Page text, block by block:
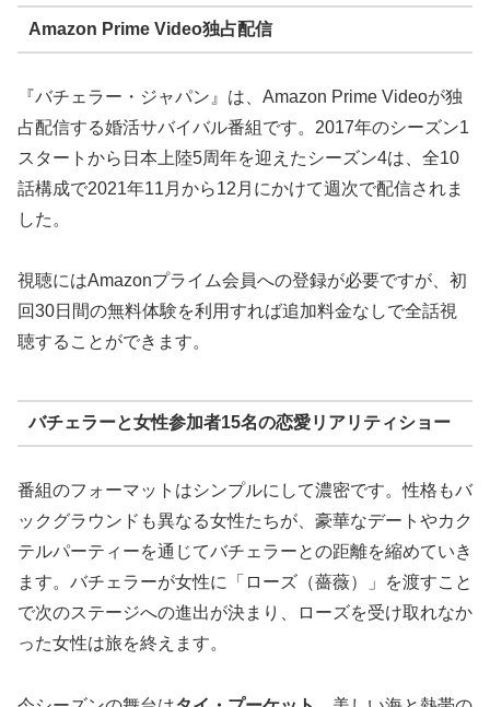
Amazon Prime Video独占配信
『バチェラー・ジャパン』は、Amazon Prime Videoが独
占配信する婚活サバイバル番組です。2017年のシーズン1
スタートから日本上陸5周年を迎えたシーズン4は、全10
話構成で2021年11月から12月にかけて週次で配信されま
した。
視聴にはAmazonプライム会員への登録が必要ですが、初
回30日間の無料体験を利用すれば追加料金なしで全話視
聴することができます。
バチェラーと女性参加者15名の恋愛リアリティショー
番組のフォーマットはシンプルにして濃密です。性格もバ
ックグラウンドも異なる女性たちが、豪華なデートやカク
テルパーティーを通じてバチェラーとの距離を縮めていき
ます。バチェラーが女性に「ローズ（薔薇）」を渡すこと
で次のステージへの進出が決まり、ローズを受け取れなか
った女性は旅を終えます。